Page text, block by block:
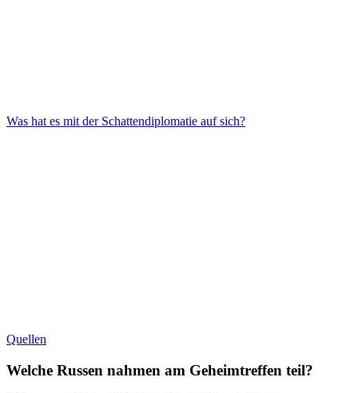
Was hat es mit der Schattendiplomatie auf sich?
Quellen
Welche Russen nahmen am Geheimtreffen teil?